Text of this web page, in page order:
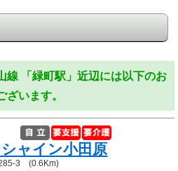
線 「緑町駅」近辺には以下のお
ざいます。
ャイン小田原
285-3 (0.6Km)